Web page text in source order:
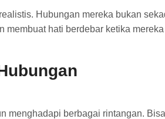
Hubungan mereka bukan
hati berdebar ketika
menghadapi berbagai rintangan.